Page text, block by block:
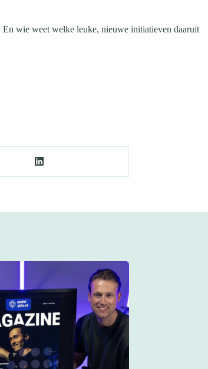
wie weet welke leuke, nieuwe initiatieven daaruit